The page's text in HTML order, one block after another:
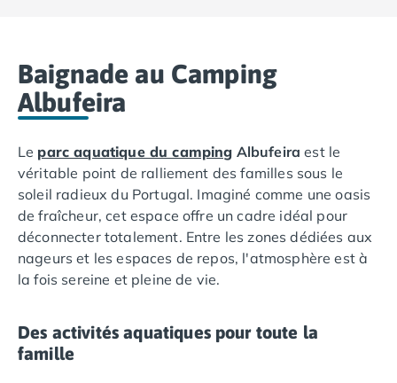
Camping Bonifacio
Camping Porto Vecchio
Camping Haute-Corse
Camping Saint-Florent
Camping Franche-Comté
Camping Doubs
Camping Jura
Camping Clairvaux-les-Lacs
Camping Haute-Normandie
Camping Eure
Camping Essonne
Camping Seine-et-Marne
Baignade au Camping
Albufeira
Le parc aquatique du camping Albufeira est le
véritable point de ralliement des familles sous le
soleil radieux du Portugal. Imaginé comme une oasis
de fraîcheur, cet espace offre un cadre idéal pour
déconnecter totalement. Entre les zones dédiées aux
nageurs et les espaces de repos, l'atmosphère est à
la fois sereine et pleine de vie.
Des activités aquatiques pour toute la
famille